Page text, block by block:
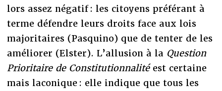
lors assez négatif : les citoyens préférant à
terme défendre leurs droits face aux lois
majoritaires (Pasquino) que de tenter de les
améliorer (Elster). L’allusion à la Question
Prioritaire de Constitutionnalitéest certaine
mais laconique : elle indique que tous les